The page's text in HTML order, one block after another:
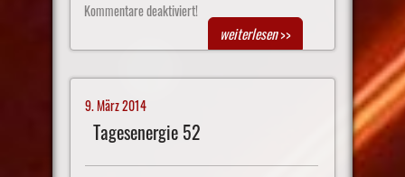
Kommentare deaktiviert!
weiterlesen>>
9. März 2014
Tagesenergie 52